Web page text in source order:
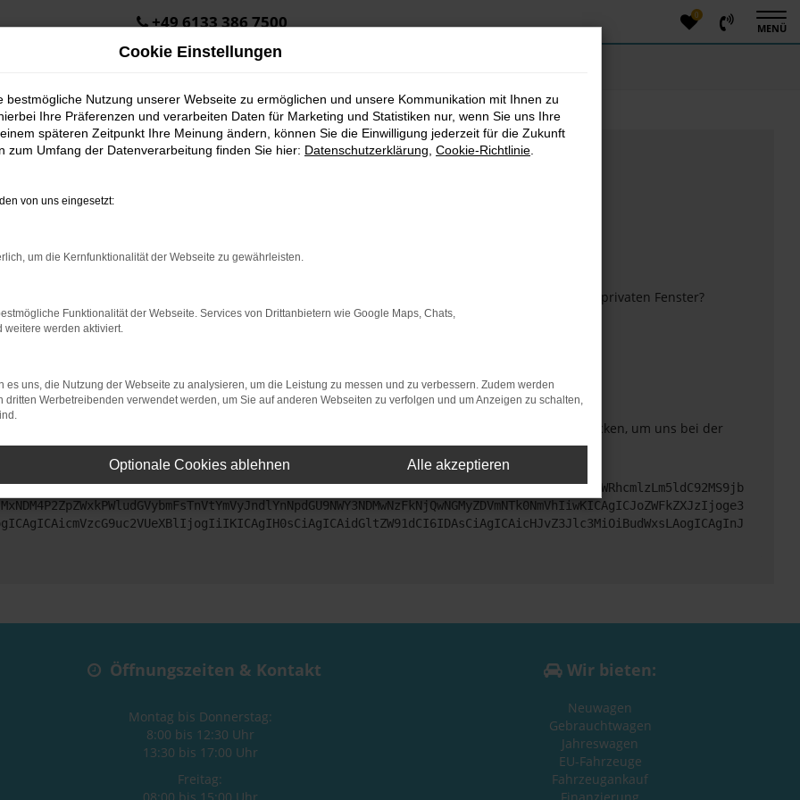
+49 6133 386 7500 0
MENÜ
bestimmter Seiten verhindern. Funktioniert die Seite in einem anderen Browser oder in einem privaten Fenster?
dem neuesten Stand sind.
kann auch dazu führen, dass bestimmte Funktionen nicht mehr unterstützt werden.
uns bitte. Wir werden versuchen, das Problem zu beheben. Du kannst uns diesen Text schicken, um uns bei der
Öffnungszeiten & Kontakt
Montag bis Donnerstag:
8:00 bis 12:30 Uhr
13:30 bis 17:00 Uhr
Freitag:
Wir bieten:
Neuwagen
Gebrauchtwagen
Jahreswagen
EU-Fahrzeuge
Fahrzeugankauf
Cookie Einstellungen
bestmögliche Nutzung unserer Webseite zu ermöglichen und unsere Kommunikation mit Ihnen zu
Ihre Präferenzen und verarbeiten Daten für Marketing und Statistiken nur, wenn Sie uns Ihre
späteren Zeitpunkt Ihre Meinung ändern, können Sie die Einwilligung jederzeit für die Zukunft
zum Umfang der Datenverarbeitung finden Sie hier: Datenschutzerklärung Cookie-Richtlinie
von uns eingesetzt:
um die Kernfunktionalität der Webseite zu gewährleisten.
Funktionalität der Webseite. Services von Drittanbietern wie Google Maps, Chats,
weitere werden aktiviert.
es uns, die Nutzung der Webseite zu analysieren, um die Leistung zu messen und zu verbessern. Zudem werden
dritten Werbetreibenden verwendet werden, um Sie auf anderen Webseiten zu verfolgen und um Anzeigen zu schalten,
Optionale Cookies ablehnen Alle akzeptieren